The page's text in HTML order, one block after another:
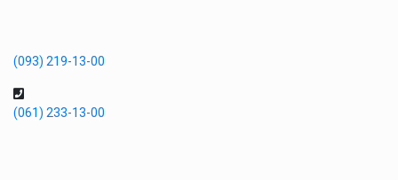
(093) 219-13-00
(061) 233-13-00